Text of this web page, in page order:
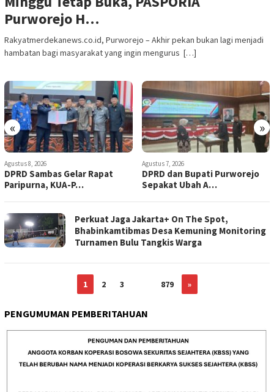
Purworejo H…
Rakyatmerdekanews.co.id, Purworejo – Akhir pekan bukan lagi menjadi
hambatan bagi masyarakat yang ingin mengurus […]
« »
Agustus 8, 2026
DPRD Sambas Gelar Rapat
Paripurna, KUA-P…
Agustus 7, 2026
DPRD dan Bupati Purworejo
Sepakat Ubah A…
Perkuat Jaga Jakarta+ On The Spot,
Bhabinkamtibmas Desa Kemuning Monitoring
Turnamen Bulu Tangkis Warga
1 2 3 879 »
PENGUMUMAN PEMBERITAHUAN